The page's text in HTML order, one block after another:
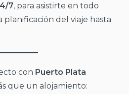
7, para asistirte en todo
del viaje hasta
con Puerto Plata
que un alojamiento: